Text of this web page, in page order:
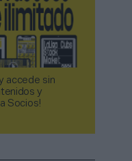
accede sin
y
Socios!​​​​​​​